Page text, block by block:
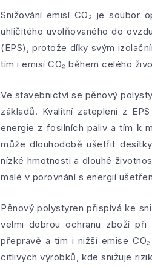
Snižování emisí CO₂ je soubor
uhličitého uvolňovaného do
(EPS), protože díky svým
tím i emisí CO₂ během celého
Ve stavebnictví se pěnový
základů. Kvalitní zateplení z
energie z fosilních paliv a tím k
může dlouhodobě ušetřit
nízké hmotnosti a dlouhé
malé v porovnání s energií
Pěnový polystyren přispívá ke
velmi dobrou ochranu zboží při
přepravě a tím i nižší emise
citlivých výrobků, kde snižuje